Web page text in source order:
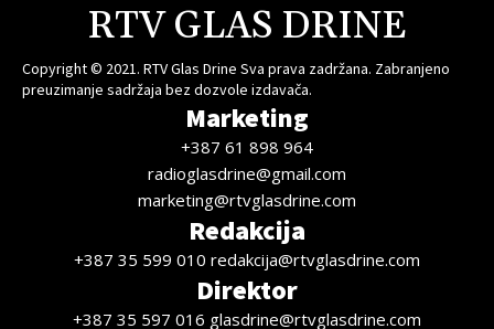
RTV GLAS DRINE
Copyright © 2021. RTV Glas Drine Sva prava zadržana. Zabranjeno
preuzimanje sadržaja bez dozvole izdavača.
Marketing
+387 61 898 964
radioglasdrine@gmail.com
marketing@rtvglasdrine.com
Redakcija
+387 35 599 010 redakcija@rtvglasdrine.com
Direktor
+387 35 597 016 glasdrine@rtvglasdrine.com